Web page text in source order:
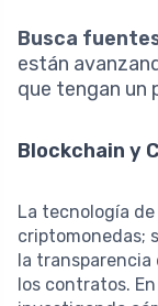
Busca
están
que tengan un
Blockchain y
La tecnología de
criptomonedas;
la transparencia
los contratos.